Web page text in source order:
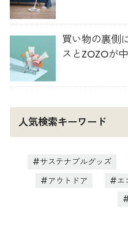
買い物の裏側
スとZOZOが
人気検索キーワード
サステナブルグッズ
アウトドア
エ